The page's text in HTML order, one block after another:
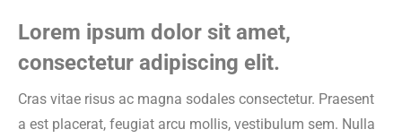
Lorem ipsum dolor sit amet,
consectetur adipiscing elit.
Cras vitae risus ac magna sodales consectetur. Praesent
a est placerat, feugiat arcu mollis, vestibulum sem. Nulla